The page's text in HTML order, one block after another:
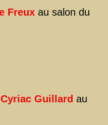
Freux au salon du
Cyriac Guillard au